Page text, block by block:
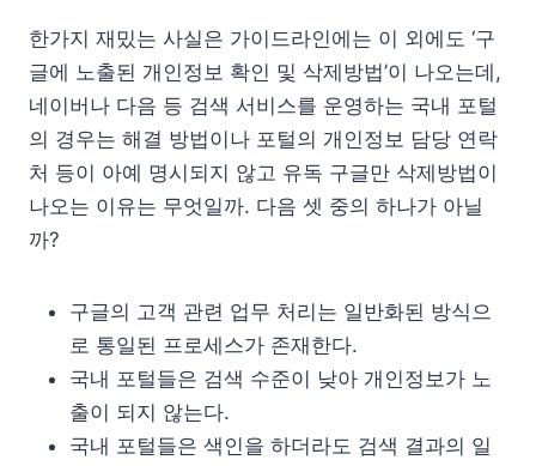
한가지 재밌는 사실은 가이드라인에는 이 외에도 ‘구
글에 노출된 개인정보 확인 및 삭제방법’이 나오는데,
네이버나 다음 등 검색 서비스를 운영하는 국내 포털
의 경우는 해결 방법이나 포털의 개인정보 담당 연락
처 등이 아예 명시되지 않고 유독 구글만 삭제방법이
나오는 이유는 무엇일까. 다음 셋 중의 하나가 아닐
까?
구글의 고객 관련 업무 처리는 일반화된 방식으
로 통일된 프로세스가 존재한다.
국내 포털들은 검색 수준이 낮아 개인정보가 노
출이 되지 않는다.
국내 포털들은 색인을 하더라도 검색 결과의 일